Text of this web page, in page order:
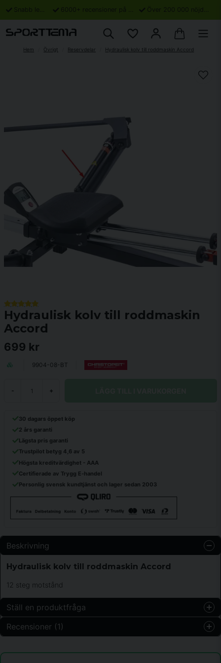
Snabb leverans 6000+ recensioner på Trustpilot Över 200 000 nöjda kunder
Hem Övrigt Reservdelar Hydraulisk kolv till roddmaskin Accord
Hydraulisk kolv till roddmaskin
Accord
699 kr
9904-08-BT
- +
30 dagars öppet köp
2 års garanti
Lägsta pris garanti
Trustpilot betyg 4,6 av 5
Högsta kreditvärdighet - AAA
Certifierade av Trygg E-handel
Personlig svensk kundtjänst och lager sedan 2003
Beskrivning
Hydraulisk kolv till roddmaskin Accord
12 steg motstånd
Ställ en produktfråga
question
Recensioner (1)
Harald